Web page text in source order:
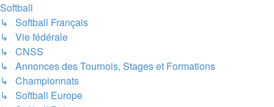
Softball
↳ Softball Français
↳ Vie fédérale
↳ CNSS
↳ Annonces des Tournois, Stages et Formations
↳ Championnats
↳ Softball Europe